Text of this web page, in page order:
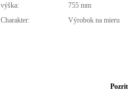
výška:
755 mm
Charakter:
Výrobok na mieru